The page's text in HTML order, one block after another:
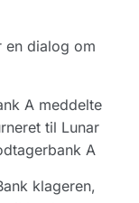
en dialog om
A meddelte
til Lunar
A
klageren,